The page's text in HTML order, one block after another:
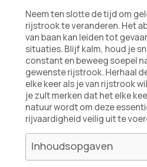
Neem ten slotte de tijd om
rijstrook te veranderen. Het
van baan kan leiden tot
situaties. Blijf kalm, houd je
constant en beweeg soepel
gewenste rijstrook. Herhaal
elke keer als je van rijstrook
je zult merken dat het elke
natuur wordt om deze
rijvaardigheid veilig uit te
Inhoudsopgaven